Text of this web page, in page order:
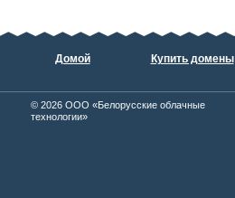
Домой Купить домены
© 2026 ОOО «Белорусские облачные
технологии»